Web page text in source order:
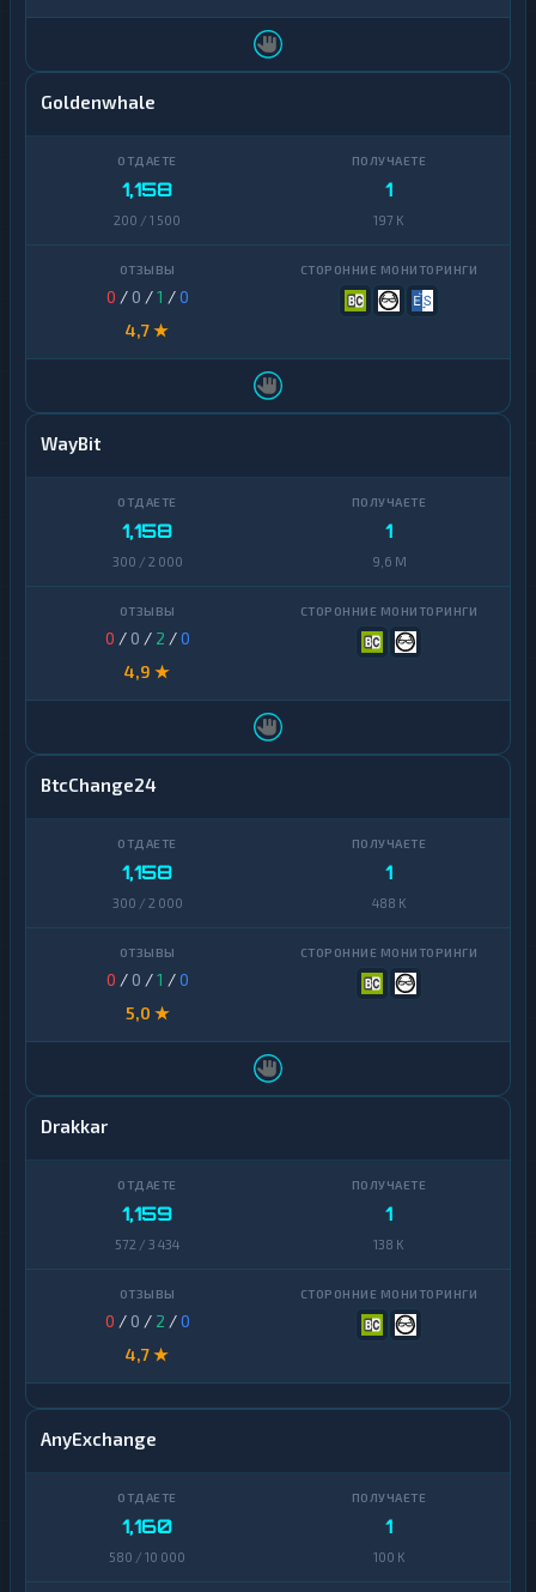
Goldenwhale
1,158
200 / 1 500
1
197 K
0 / 0 /1 /0
4,7 ★
WayBit
1,158
300 / 2 000
1
9,6 M
0 / 0 / 2 /0
4,9 ★
BtcChange24
1,158
300 / 2 000
1
488 K
0 / 0 /1 /0
5,0 ★
Drakkar
1,159
572 / 3 434
1
138 K
0 / 0 / 2 /0
4,7 ★
AnyExchange
1,160
580 / 10 000
1
100 K